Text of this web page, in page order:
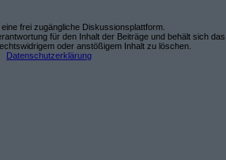
frei zugängliche Diskussionsplattform.
für den Inhalt der Beiträge und behält sich das
oder anstößigem Inhalt zu löschen.
Datenschutzerklärung